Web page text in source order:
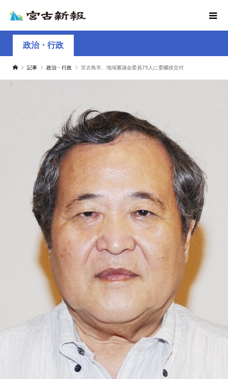
政治・行政
記事 政治・行政 宮古島市、地域審議会委員75人に委嘱状交付